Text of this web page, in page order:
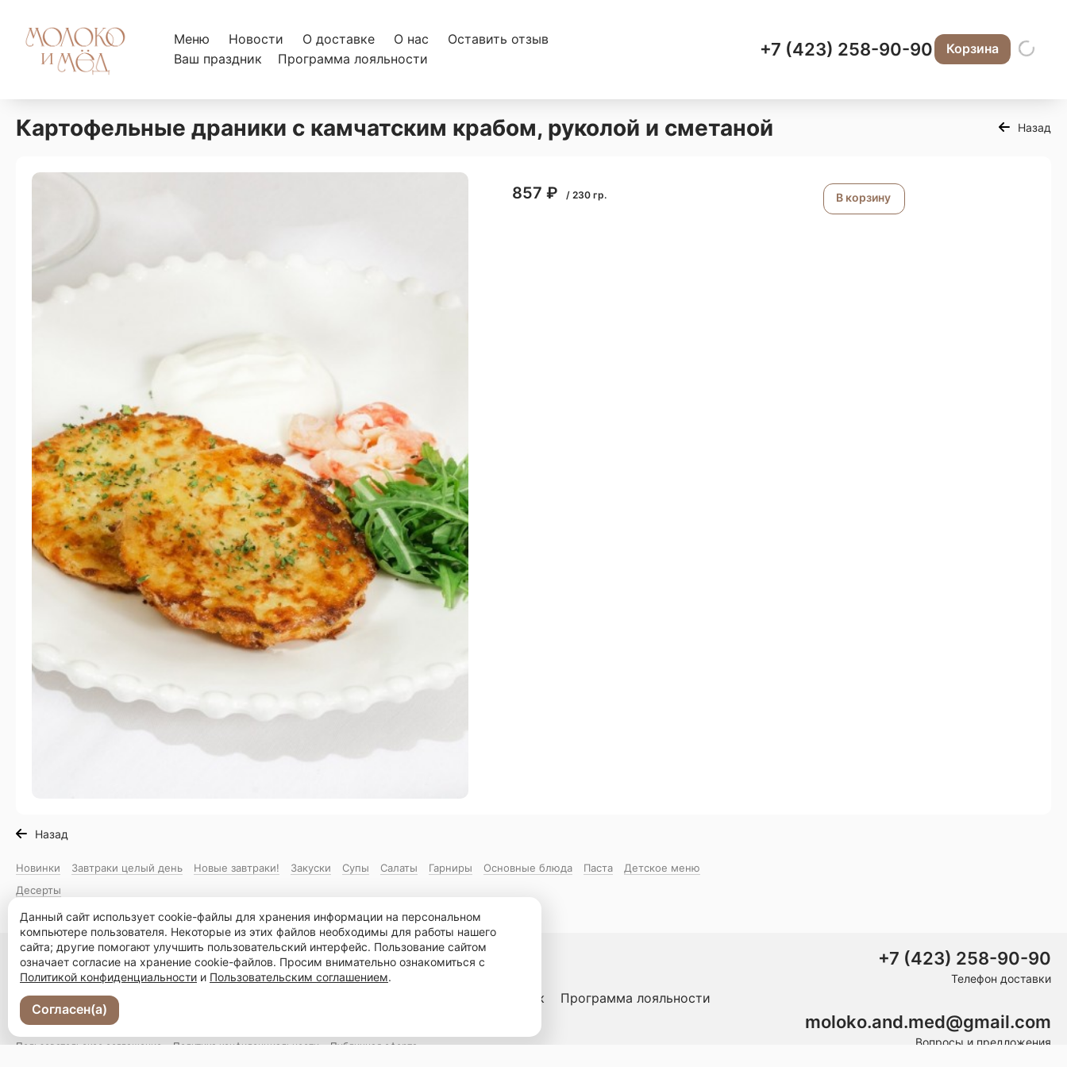
Меню Новости О доставке О нас
Оставить отзыв
Ваш праздник
Программа лояльности +7 (423) 258-90-90 Корзина
Картофельные драники с камчатским крабом, руколой и сметаной Назад
857 ₽ / 230 гр. В корзину
Назад
Новинки Завтраки целый день Новые завтраки! Закуски Супы Салаты Гарниры Основные блюда Паста
Детское меню
Десерты
Владивосток, ул. Суханова, 6а
Меню Новости Ваш праздник Программа лояльности
© 2026, Молоко и Мед
Пользовательское соглашение Политика конфиденциальности Публичная оферта
+7 (423) 258-90-90
Телефон доставки
moloko.and.med@gmail.com
Вопросы и предложения
Данный сайт использует cookie-файлы для хранения информации на персональном
компьютере пользователя. Некоторые из этих файлов необходимы для работы нашего
сайта; другие помогают улучшить пользовательский интерфейс. Пользование сайтом
означает согласие на хранение cookie-файлов. Просим внимательно ознакомиться с
Политикой конфиденциальности и Пользовательским соглашением.
Согласен(а)